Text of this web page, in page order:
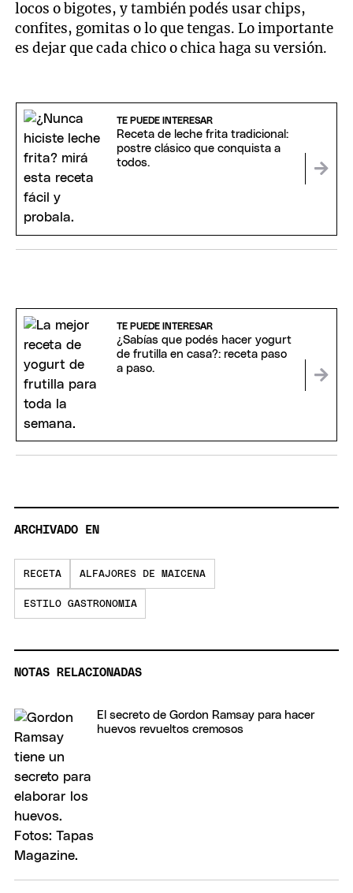
locos o bigotes, y también podés usar chips,
confites, gomitas o lo que tengas. Lo importante
es dejar que cada chico o chica haga su versión.
TE PUEDE INTERESAR
Receta de leche frita tradicional:
postre clásico que conquista a
todos.
TE PUEDE INTERESAR
¿Sabías que podés hacer yogurt
de frutilla en casa?: receta paso
a paso.
ARCHIVADO EN
RECETA ALFAJORES DE MAICENA
ESTILO GASTRONOMIA
NOTAS RELACIONADAS
El secreto de Gordon Ramsay para hacer
huevos revueltos cremosos